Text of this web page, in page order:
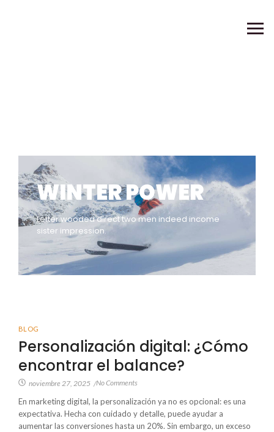
WINTER POWER
Letter wooded direct two men indeed income
sister impression.
BLOG
Personalización digital: ¿Cómo
encontrar el balance?
noviembre 27, 2025 /No Comments
En marketing digital, la personalización ya no es opcional: es una
expectativa. Hecha con cuidado y detalle, puede ayudar a
aumentar las conversiones hasta un 20%. Sin embargo, un exceso